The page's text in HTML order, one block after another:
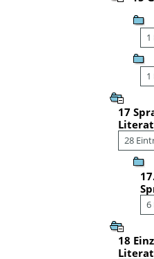
1
1
17
28
6
18